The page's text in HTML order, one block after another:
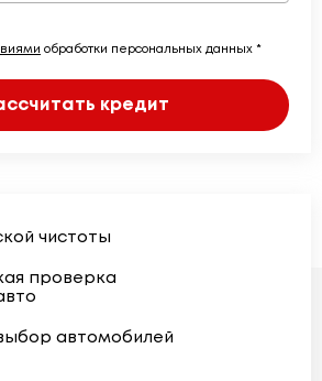
обработки персональных данных *
кредит
чистоты
проверка
автомобилей